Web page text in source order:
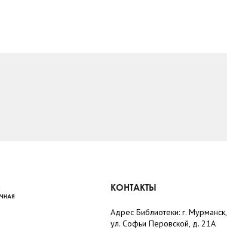
КОНТАКТЫ
Адрес Библиотеки: г. Мурманск,
ул. Софьи Перовской, д. 21А